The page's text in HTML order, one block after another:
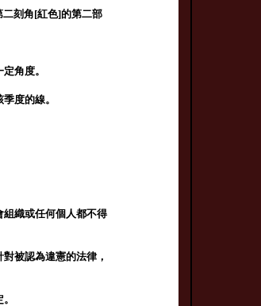
刻角[紅色]的第二部
角度。
度的線。
組織或任何個人都不得
被認為違憲的法律，